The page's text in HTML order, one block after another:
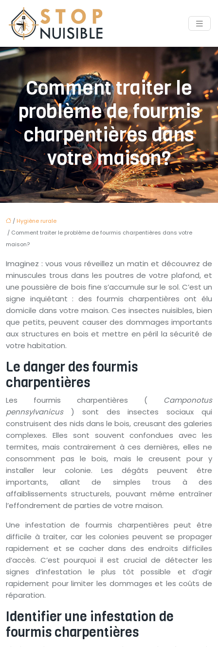
Comment traiter le
problème de fourmis
charpentières dans
votre maison?
/ Hygiène rurale
/ Comment traiter le problème de fourmis charpentières dans votre
maison?
Imaginez : vous vous réveillez un matin et découvrez de
minuscules trous dans les poutres de votre plafond, et
une poussière de bois fine s’accumule sur le sol. C’est un
signe inquiétant : des fourmis charpentières ont élu
domicile dans votre maison. Ces insectes nuisibles, bien
que petits, peuvent causer des dommages importants
aux structures en bois et mettre en péril la sécurité de
votre habitation.
Le danger des fourmis
charpentières
Les fourmis charpentières ( Camponotus
pennsylvanicus ) sont des insectes sociaux qui
construisent des nids dans le bois, creusant des galeries
complexes. Elles sont souvent confondues avec les
termites, mais contrairement à ces dernières, elles ne
consomment pas le bois, mais le creusent pour y
installer leur colonie. Les dégâts peuvent être
importants, allant de simples trous à des
affaiblissements structurels, pouvant même entraîner
l’effondrement de parties de votre maison.
Une infestation de fourmis charpentières peut être
difficile à traiter, car les colonies peuvent se propager
rapidement et se cacher dans des endroits difficiles
d’accès. C’est pourquoi il est crucial de détecter les
signes d’infestation le plus tôt possible et d’agir
rapidement pour limiter les dommages et les coûts de
réparation.
Identifier une infestation de
fourmis charpentières